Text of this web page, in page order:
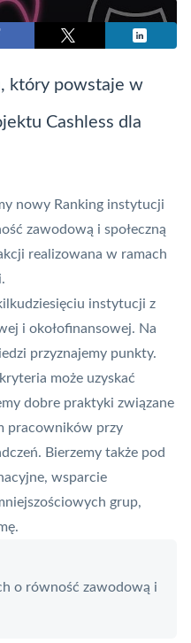
który powstaje w
Cashless dla
nowy Ranking instytucji
zawodową i społeczną
realizowana w ramach
instytucji z
i okołofinansowej. Na
przyznajemy punkty.
może uzyskać
dobre praktyki związane
pracowników przy
Bierzemy także pod
wsparcie
grup,
o równość zawodową i